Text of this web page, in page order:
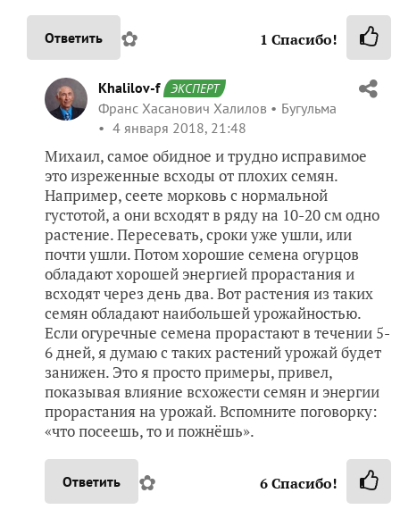
Ответить ✿ 1 Спасибо!
Khalilov-f ЭКСПЕРТ
Франс Хасанович Халилов
Бугульма
4 января 2018, 21:48
Михаил, самое обидное и трудно исправимое
это изреженные всходы от плохих семян.
Например, сеете морковь с нормальной
густотой, а они всходят в ряду на 10-20 см одно
растение. Пересевать, сроки уже ушли, или
почти ушли. Потом хорошие семена огурцов
обладают хорошей энергией прорастания и
всходят через день два. Вот растения из таких
семян обладают наибольшей урожайностью.
Если огуречные семена прорастают в течении 5-
6 дней, я думаю с таких растений урожай будет
занижен. Это я просто примеры, привел,
показывая влияние всхожести семян и энергии
прорастания на урожай. Вспомните поговорку:
«что посеешь, то и пожнёшь».
Ответить ✿ 6Спасибо!